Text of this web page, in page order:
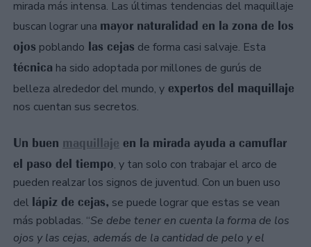
mirada más intensa. Las últimas tendencias del maquillaje
buscan lograr una mayor naturalidad en la zona de los
ojos poblando las cejas de forma casi salvaje. Esta
técnica ha sido adoptada por millones de gurús de
belleza alrededor del mundo, y expertos del maquillaje
nos cuentan sus secretos.
Un buen maquillaje en la mirada ayuda a camuflar
el paso del tiempo, y tan solo con trabajar el arco de
pueden realzar los signos de juventud. Con un buen uso
del lápiz de cejas, se puede lograr que estas se vean
más pobladas. “Se debe tener en cuenta la forma de los
ojos y las cejas, además de la cantidad de pelo y el